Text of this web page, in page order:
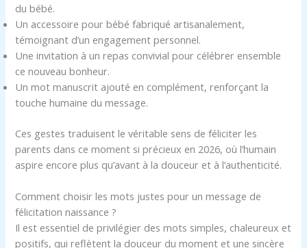
du bébé.
Un accessoire pour bébé fabriqué artisanalement,
témoignant d’un engagement personnel.
Une invitation à un repas convivial pour célébrer ensemble
ce nouveau bonheur.
Un mot manuscrit ajouté en complément, renforçant la
touche humaine du message.
Ces gestes traduisent le véritable sens de féliciter les
parents dans ce moment si précieux en 2026, où l’humain
aspire encore plus qu’avant à la douceur et à l’authenticité.
Comment choisir les mots justes pour un message de
félicitation naissance ?
Il est essentiel de privilégier des mots simples, chaleureux et
positifs, qui reflètent la douceur du moment et une sincère